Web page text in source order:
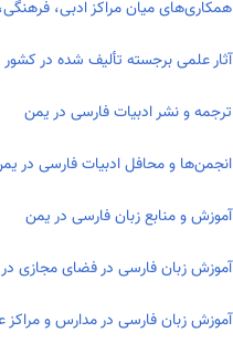
همکاری‌های میان مراکز ادبی،
آثار علمی برجسته تألیف شده در
ترجمه و نشر ادبیات فارسی در یمن
انجمن‌ها و محافل ادبیات فارسی در
آموزش و منابع زبان فارسی در یمن
آموزش زبان فارسی در فضای مجازی
آموزش زبان فارسی در مدارس و